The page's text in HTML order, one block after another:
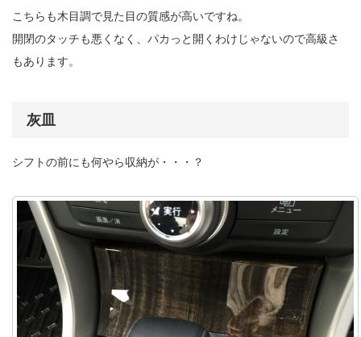
こちらも木目調で見た目の質感が高いですね。
開閉のタッチも悪くなく、パカっと開くわけじゃないので高級さ
もあります。
灰皿
シフトの前にも何やら収納が・・・？